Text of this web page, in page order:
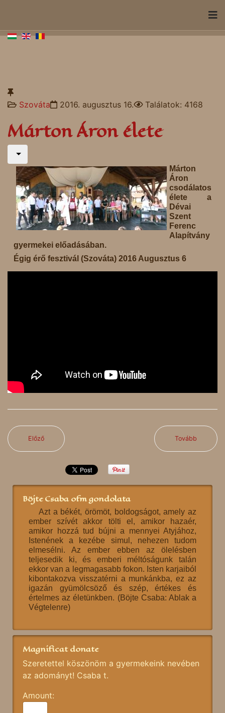
Szováta 2016. augusztus 16. Találatok: 4168
Márton Áron élete
Márton
Áron
csodálatos
élete a
Dévai
Szent
Ferenc
Alapítvány
gyermekei előadásában.
Égig érő fesztivál (Szováta) 2016 Augusztus 6
Előző Tovább
Böjte Csaba ofm gondolata
Azt a békét, örömöt, boldogságot, amely az
ember szívét akkor tölti el, amikor hazaér,
amikor hozzá tud bújni a mennyei Atyjához,
Istenének a kezébe simul, nehezen tudom
elmesélni. Az ember ebben az ölelésben
teljesedik ki, és emberi méltóságunk talán
ekkor van a legmagasabb fokon. Isten karjaiból
kibontakozva visszatérni a munkánkba, ez az
igazán gyümölcsöző és szép, értékes és
értelmes az életünkben. (Böjte Csaba: Ablak a
Végtelenre)
Magnificat donate
Szeretettel köszönöm a gyermekeink nevében
az adományt! Csaba t.
Amount: